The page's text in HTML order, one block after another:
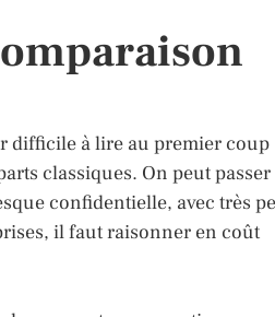
difficile à lire au premier coup
classiques. On peut passer
confidentielle, avec très
il faut raisonner en coût